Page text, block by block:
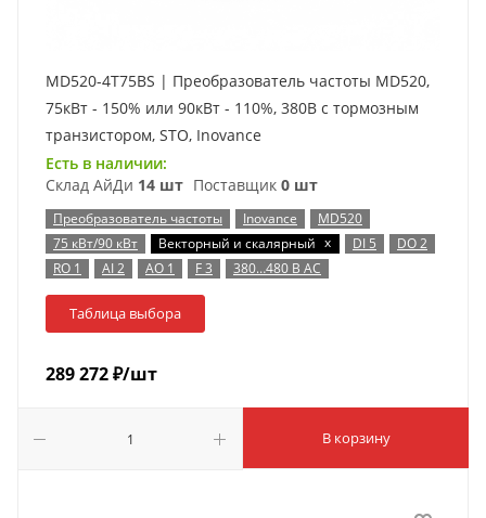
MD520-4T75BS | Преобразователь частоты MD520,
75кВт - 150% или 90кВт - 110%, 380В с тормозным
транзистором, STO, Inovance
Есть в наличии:
Склад АйДи 14 шт Поставщик 0 шт
Преобразователь частоты Inovance
MD520
75 кВт/90 кВт
Векторный и скалярный x DI 5
DO 2
RO 1
AI 2 AO 1 F 3 380…480 В AC
Таблица выбора
289 272₽/шт
В корзину